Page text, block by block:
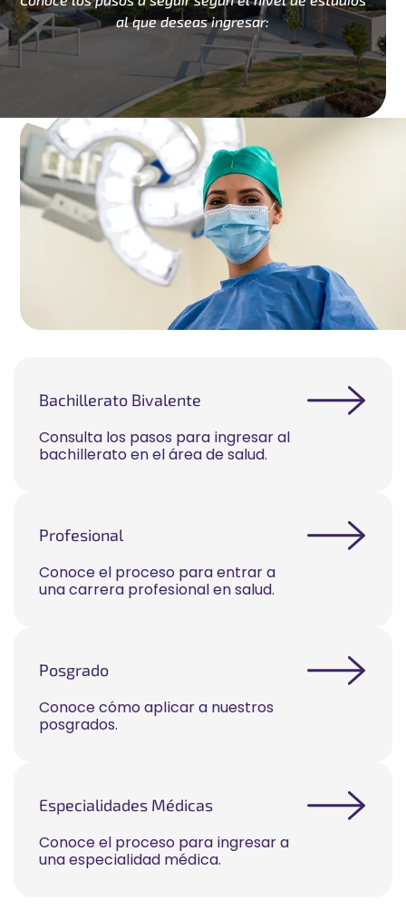
al que deseas ingresar:
Bachillerato Bivalente
Consulta los pasos para ingresar al
bachillerato en el área de salud.
Profesional
Conoce el proceso para entrar a
una carrera profesional en salud.
Posgrado
Conoce cómo aplicar a nuestros
posgrados.
Especialidades Médicas
Conoce el proceso para ingresar a
una especialidad médica.